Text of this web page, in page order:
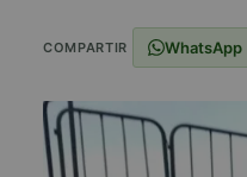
COMPARTIR WhatsApp